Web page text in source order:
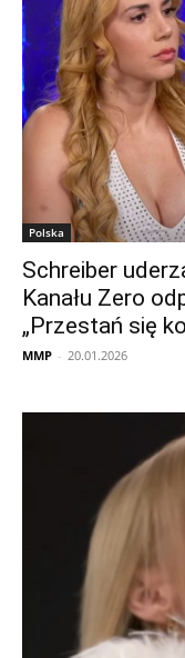
Polska
Schreiber
Kanału Zero
„Przestań się
MMP - 20.01.2026